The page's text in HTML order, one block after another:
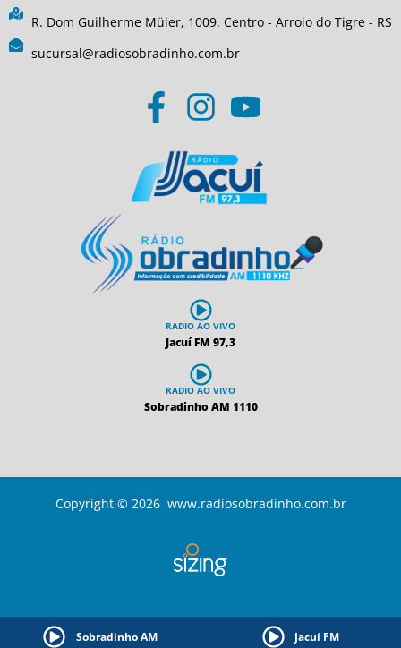
R. Dom Guilherme Müler, 1009. Centro - Arroio do Tigre - RS
sucursal@radiosobradinho.com.br
RADIO AO VIVO
Jacuí FM 97,3
RADIO AO VIVO
Sobradinho AM 1110
Copyright © 2026 www.radiosobradinho.com.br
Sobradinho AM Jacuí FM